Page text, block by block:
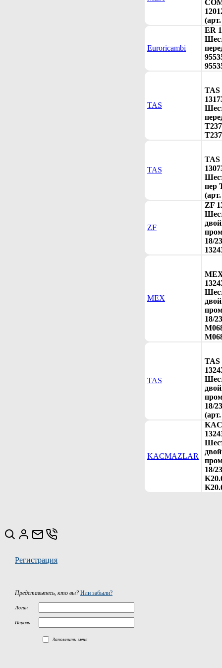
Euroricambi
ER
TAS
TAS
TAS
TAS
пер
ZF
ZF
18/
MEX
18/
TAS
TAS
18/
KACMAZLAR
18/
Регистрация
Представьтесь, кто вы? Или забыли?
Логин
Пароль
Запомнить меня